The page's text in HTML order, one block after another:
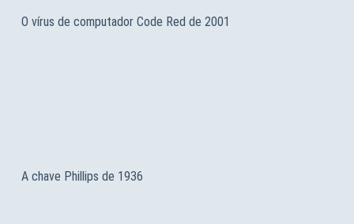
O vírus de computador Code Red de 2001
A chave Phillips de 1936